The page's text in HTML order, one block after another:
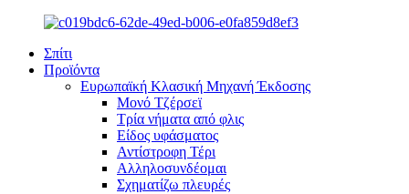
Σπίτι
Προϊόντα
Ευρωπαϊκή Κλασική Μηχανή Έκδοσης
Μονό Τζέρσεϊ
Τρία νήματα από φλις
Είδος υφάσματος
Αντίστροφη Τέρι
Αλληλοσυνδέομαι
Σχηματίζω πλευρές